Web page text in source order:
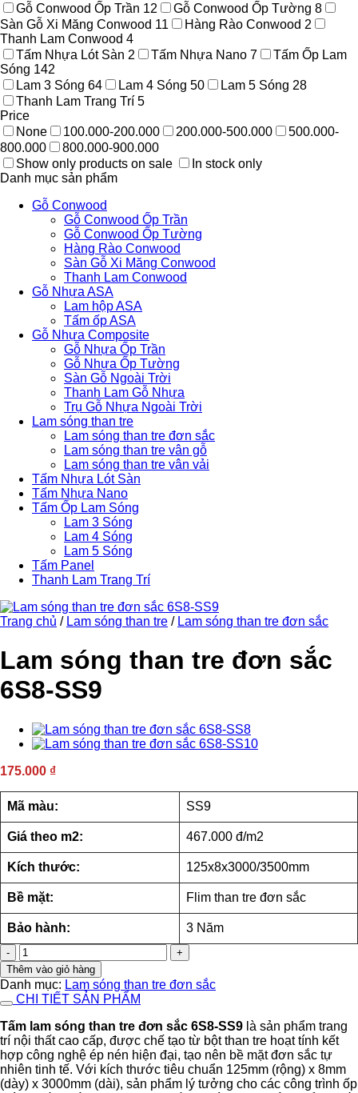
Gỗ Conwood Ốp Trần 12 Gỗ Conwood Ốp Tường 8
Sàn Gỗ Xi Măng Conwood 11 Hàng Rào Conwood 2
Thanh Lam Conwood 4
Tấm Nhựa Lót Sàn 2 Tấm Nhựa Nano 7
Tấm Ốp Lam
Sóng 142
Lam 3 Sóng 64 Lam 4 Sóng 50 Lam 5 Sóng 28
Thanh Lam Trang Trí 5
Price
None
100.000-200.000 200.000-500.000
500.000-
800.000
800.000-900.000
Show only products on sale
In stock only
Danh mục sản phẩm
Gỗ Conwood
Gỗ Conwood Ốp Trần
Gỗ Conwood Ốp Tường
Hàng Rào Conwood
Sàn Gỗ Xi Măng Conwood
Thanh Lam Conwood
Gỗ Nhựa ASA
Lam hộp ASA
Tấm ốp ASA
Gỗ Nhựa Composite
Gỗ Nhựa Ốp Trần
Gỗ Nhựa Ốp Tường
Sàn Gỗ Ngoài Trời
Thanh Lam Gỗ Nhựa
Trụ Gỗ Nhựa Ngoài Trời
Lam sóng than tre
Lam sóng than tre đơn sắc
Lam sóng than tre vân gỗ
Lam sóng than tre vân vải
Tấm Nhựa Lót Sàn
Tấm Nhựa Nano
Tấm Ốp Lam Sóng
Lam 3 Sóng
Lam 4 Sóng
Lam 5 Sóng
Tấm Panel
Thanh Lam Trang Trí
Trang chủ / Lam sóng than tre / Lam sóng than tre đơn sắc
Lam sóng than tre đơn sắc
6S8-SS9
175.000 ₫
Mã màu: SS9
Giá theo m2: 467.000 đ/m2
Kích thước: 125x8x3000/3500mm
Bề mặt: Flim than tre đơn sắc
Bảo hành:
3 Năm
Lam
sóng
than
tre
đơn
sắc
6S8-
SS9
số
lượng
Thêm vào giỏ hàng
Danh mục: Lam sóng than tre đơn sắc
CHI TIẾT SẢN PHẨM
Tấm lam sóng than tre đơn sắc 6S8-SS9 là sản phẩm trang
trí nội thất cao cấp, được chế tạo từ bột than tre hoạt tính kết
hợp công nghệ ép nén hiện đại, tạo nên bề mặt đơn sắc tự
nhiên tinh tế. Với kích thước tiêu chuẩn 125mm (rộng) x 8mm
(dày) x 3000mm (dài), sản phẩm lý tưởng cho các công trình ốp